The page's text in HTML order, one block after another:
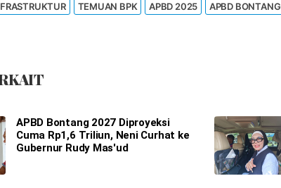
TEMUAN BPK APBD 2025 APBD BONTANG
APBD Bontang 2027 Diproyeksi
Cuma Rp1,6 Triliun, Neni Curhat ke
Gubernur Rudy Mas'ud